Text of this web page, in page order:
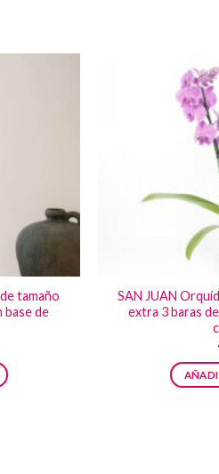
tamaño
base de
SAN JUAN
extra 3 baras